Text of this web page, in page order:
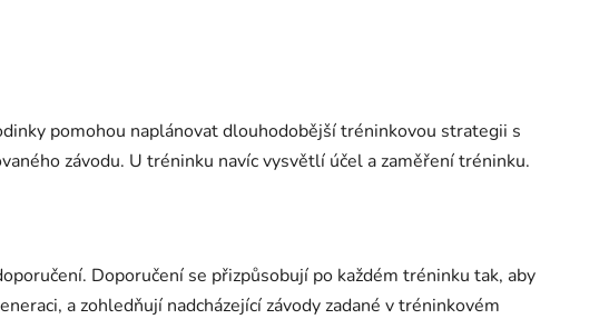
pomohou naplánovat dlouhodobější tréninkovou strategii s
závodu. U tréninku navíc vysvětlí účel a zaměření tréninku.
Doporučení se přizpůsobují po každém tréninku tak, aby
a zohledňují nadcházející závody zadané v tréninkovém